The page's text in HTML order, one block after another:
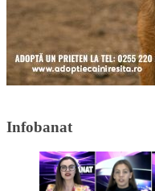
Infobanat